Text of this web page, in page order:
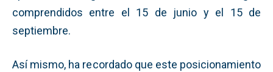
comprendidos entre el 15 de junio y el 15 de
septiembre.
Así mismo, ha recordado que este posicionamiento